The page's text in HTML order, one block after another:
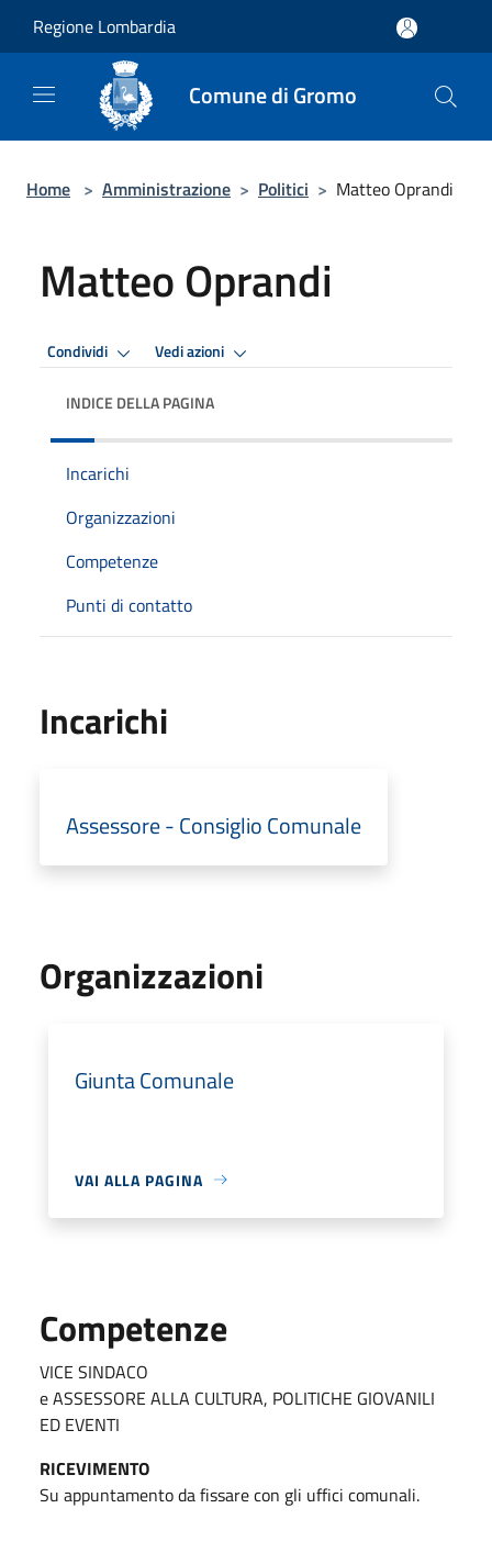
Regione Lombardia
Comune di Gromo
Home > Amministrazione > Politici > Matteo Oprandi
Matteo Oprandi
Condividi Vedi azioni
INDICE DELLA PAGINA
Incarichi
Organizzazioni
Competenze
Punti di contatto
Incarichi
Assessore - Consiglio Comunale
Organizzazioni
Giunta Comunale
VAI ALLA PAGINA
Competenze
VICE SINDACO
e ASSESSORE ALLA CULTURA, POLITICHE GIOVANILI
ED EVENTI
RICEVIMENTO
Su appuntamento da fissare con gli uffici comunali.